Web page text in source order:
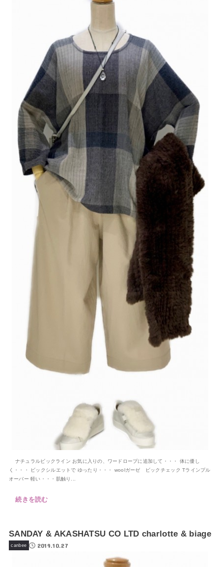
ナチュラルビックライン お気に入りの、ワードロープに追加して・・・ 体に優し
く・・・ ビックシルエットで ゆったり・・・ woolガーゼ ビックチェック Tラインプル
オーバー 軽い・・・肌触り...
続きを読む
SANDAY & AKASHATSU CO LTD charlotte & biage
canbee 2019.10.27